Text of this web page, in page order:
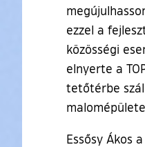
ezzel a
közösségi
elnyerte a
tetőtérbe
Essősy Ákos